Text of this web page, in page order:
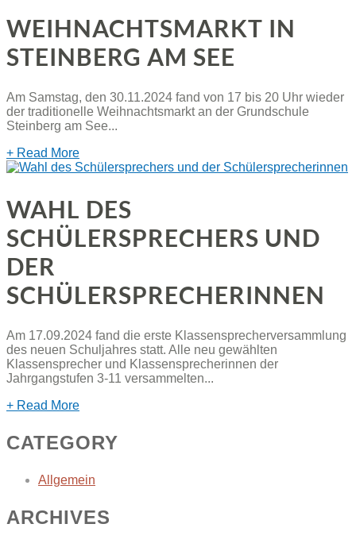
WEIHNACHTSMARKT IN
STEINBERG AM SEE
Am Samstag, den 30.11.2024 fand von 17 bis 20 Uhr wieder
der traditionelle Weihnachtsmarkt an der Grundschule
Steinberg am See...
+ Read More
WAHL DES
SCHÜLERSPRECHERS UND
DER
SCHÜLERSPRECHERINNEN
Am 17.09.2024 fand die erste Klassensprecherversammlung
des neuen Schuljahres statt. Alle neu gewählten
Klassensprecher und Klassensprecherinnen der
Jahrgangstufen 3-11 versammelten...
+ Read More
CATEGORY
Allgemein
ARCHIVES